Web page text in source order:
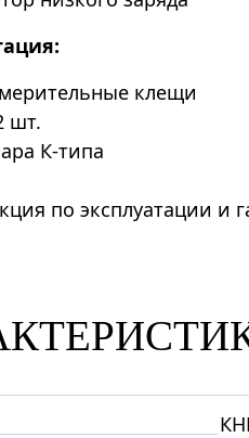
клещи
шт.
К-типа
по эксплуатации и